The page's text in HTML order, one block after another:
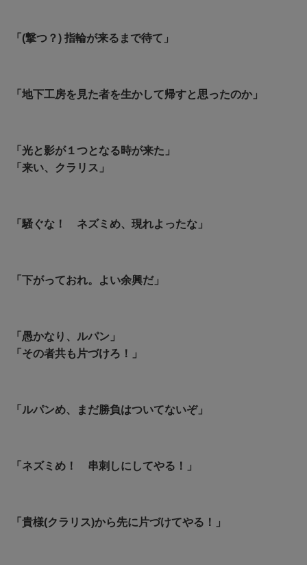
「(撃つ？) 指輪が来るまで待て」
「地下工房を見た者を生かして帰すと思ったのか」
「光と影が１つとなる時が来た」
「来い、クラリス」
「騒ぐな！ ネズミめ、現れよったな」
「下がっておれ。よい余興だ」
「愚かなり、ルパン」
「その者共も片づけろ！」
「ルパンめ、まだ勝負はついてないぞ」
「ネズミめ！ 串刺しにしてやる！」
「貴様(クラリス)から先に片づけてやる！」